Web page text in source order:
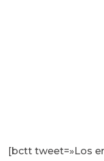
[bctt tweet=»Los